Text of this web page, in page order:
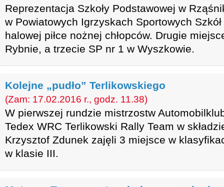
Reprezentacja Szkoły Podstawowej w
w Powiatowych Igrzyskach Sportowych
halowej piłce nożnej chłopców. Drugie
Rybnie, a trzecie SP nr 1 w Wyszkowie.
Kolejne „pudło” Terlikowskiego
(Zam: 17.02.2016 r., godz. 11.38)
W pierwszej rundzie mistrzostw
Tedex WRC Terlikowski Rally Team w
Krzysztof Zdunek zajęli 3 miejsce w
w klasie III.